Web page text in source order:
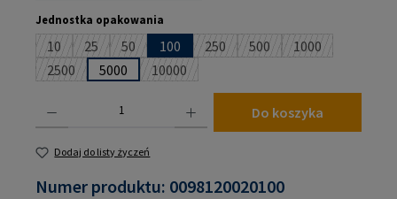
Wybierz
Jednostka opakowania
10(Ta opcja jest obecnie niedostępna.)
25(Ta opcja jest obecnie niedostępna.)
50(Ta opcja jest obecnie niedostępna.)
100 250(Ta opcja jest obecnie
500(Ta opcja jest obecnie
1000(Ta opcja jest
2500(Ta opcja jest obecnie niedostępna.)
5000 10000(Ta opcja jest obecnie niedostępna.)
Do koszyka
Dodaj do listy życzeń
Numer produktu: 0098120020100